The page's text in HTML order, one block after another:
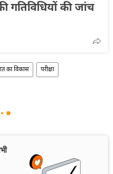
गतिविधियों की जांच
का विकास परीक्षा